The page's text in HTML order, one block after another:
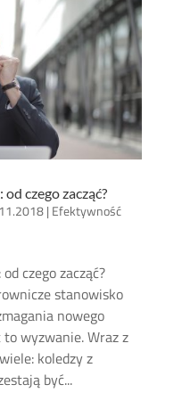
czego zacząć?
| Efektywność
czego zacząć?
stanowisko
nowego
wyzwanie. Wraz z
koledzy z
być...